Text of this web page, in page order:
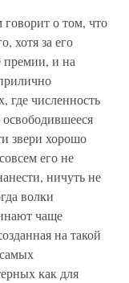
о том, что
хотя за его
премии, и на
где численность
звери хорошо
его не
ничуть не
волки
чаще
на такой
как для